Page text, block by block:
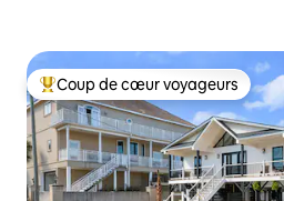
Coups de cœur voyageurs les plus
Coup de cœur voyageurs